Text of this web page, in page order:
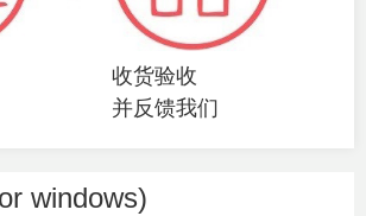
收货验收
并反馈我们
windows)